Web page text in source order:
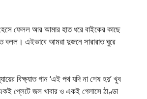
ফেলল আর আমার হাত ধরে বাইকের কাছে
বলল। এইভাবে আমরা দুজনে সারারাত ঘুরে
বিক্ষ্যাত গান ‘এই পথ যদি না শেষ হয়’ খুব
প্লেটে জল খাবার ও একই গেলাসে ঠাণ্ডা